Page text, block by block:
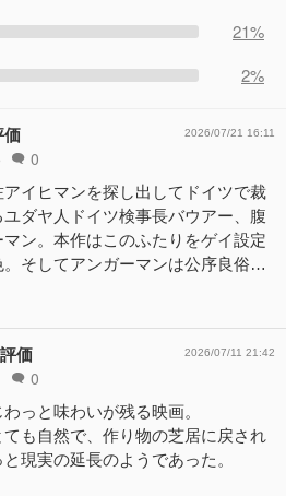
21%
2%
価
0
2026/07/21 16:11
イヒマンを探し出してドイツで裁
ダヤ人ドイツ検事長バウアー、腹
ン。本作はこのふたりをゲイ設定
。そしてアンガーマンは公序良俗…
価
0
2026/07/11 21:42
っと味わいが残る映画。
も自然で、作り物の芝居に戻され
現実の延長のようであった。